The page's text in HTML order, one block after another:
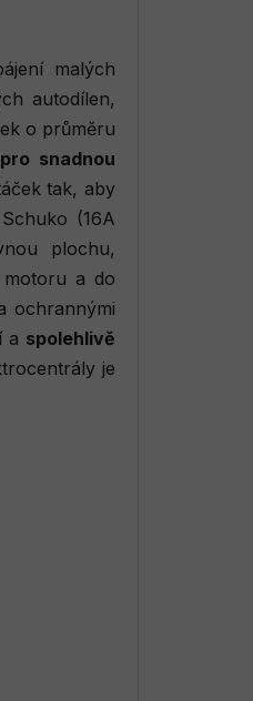
malých
autodílen,
o průměru
snadnou
tak, aby
(16A
plochu,
a do
ochrannými
a spolehlivě
je